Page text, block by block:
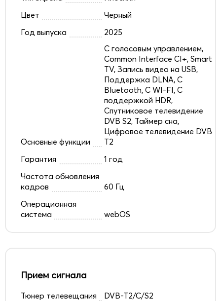
Цвет
Черный
Год выпуска
2025
Основные функции
C голосовым управлением,
Common Interface CI+, Smart
TV, Запись видео на USB,
Поддержка DLNA, С
Bluetooth, С WI-FI, С
поддержкой HDR,
Спутниковое телевидение
DVB S2, Таймер сна,
Цифровое телевидение DVB
T2
Гарантия
1 год
Частота обновления
кадров
60 Гц
Операционная
система
webOS
Прием сигнала
Тюнер телевещания
DVB-T2/C/S2